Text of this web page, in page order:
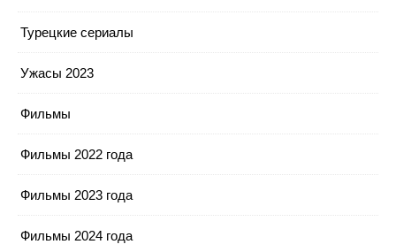
Турецкие сериалы
Ужасы 2023
Фильмы
Фильмы 2022 года
Фильмы 2023 года
Фильмы 2024 года